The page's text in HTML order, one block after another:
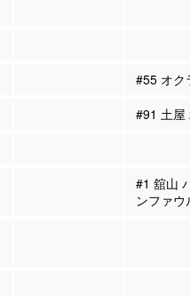
#55 オク
#91 土屋
#1 舘山
ンファウ